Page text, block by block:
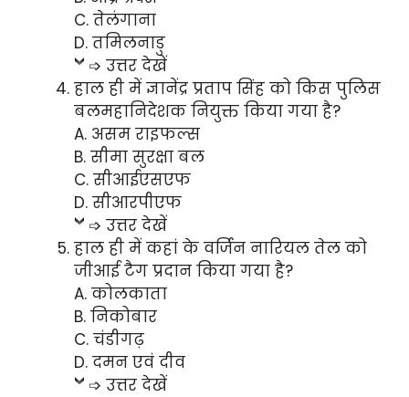
C. तेलंगाना
D. तमिलनाडु
➩ उत्तर देखें
हाल ही में ज्ञानेंद्र प्रताप सिंह को किस पुलिस
बलमहानिदेशक नियुक्त किया गया है?
A. असम राइफल्स
B. सीमा सुरक्षा बल
C. सीआईएसएफ
D. सीआरपीएफ
➩ उत्तर देखें
हाल ही में कहां के वर्जिन नारियल तेल को
जीआई टैग प्रदान किया गया है?
A. कोलकाता
B. निकोबार
C. चंडीगढ़
D. दमन एवं दीव
➩ उत्तर देखें